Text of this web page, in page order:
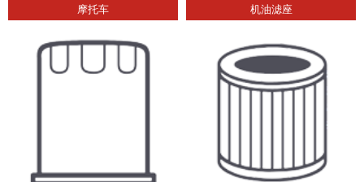
摩托车 机油滤座